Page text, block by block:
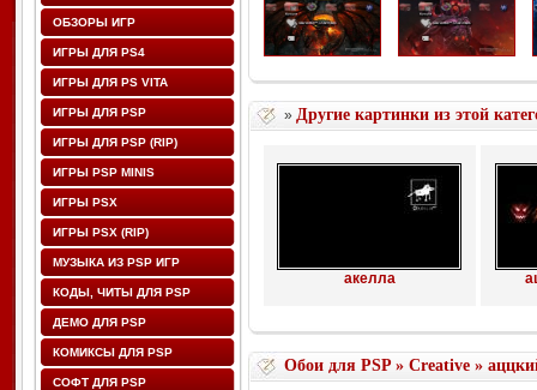
ОБЗОРЫ ИГР
ИГРЫ ДЛЯ PS4
ИГРЫ ДЛЯ PS VITA
ИГРЫ ДЛЯ PSP
ИГРЫ ДЛЯ PSP (RIP)
ИГРЫ PSP MINIS
ИГРЫ PSX
ИГРЫ PSX (RIP)
МУЗЫКА ИЗ PSP ИГР
КОДЫ, ЧИТЫ ДЛЯ PSP
ДЕМО ДЛЯ PSP
КОМИКСЫ ДЛЯ PSP
СОФТ ДЛЯ PSP
» Другие картинки из этой
акелла
Обои для PSP» Creative»